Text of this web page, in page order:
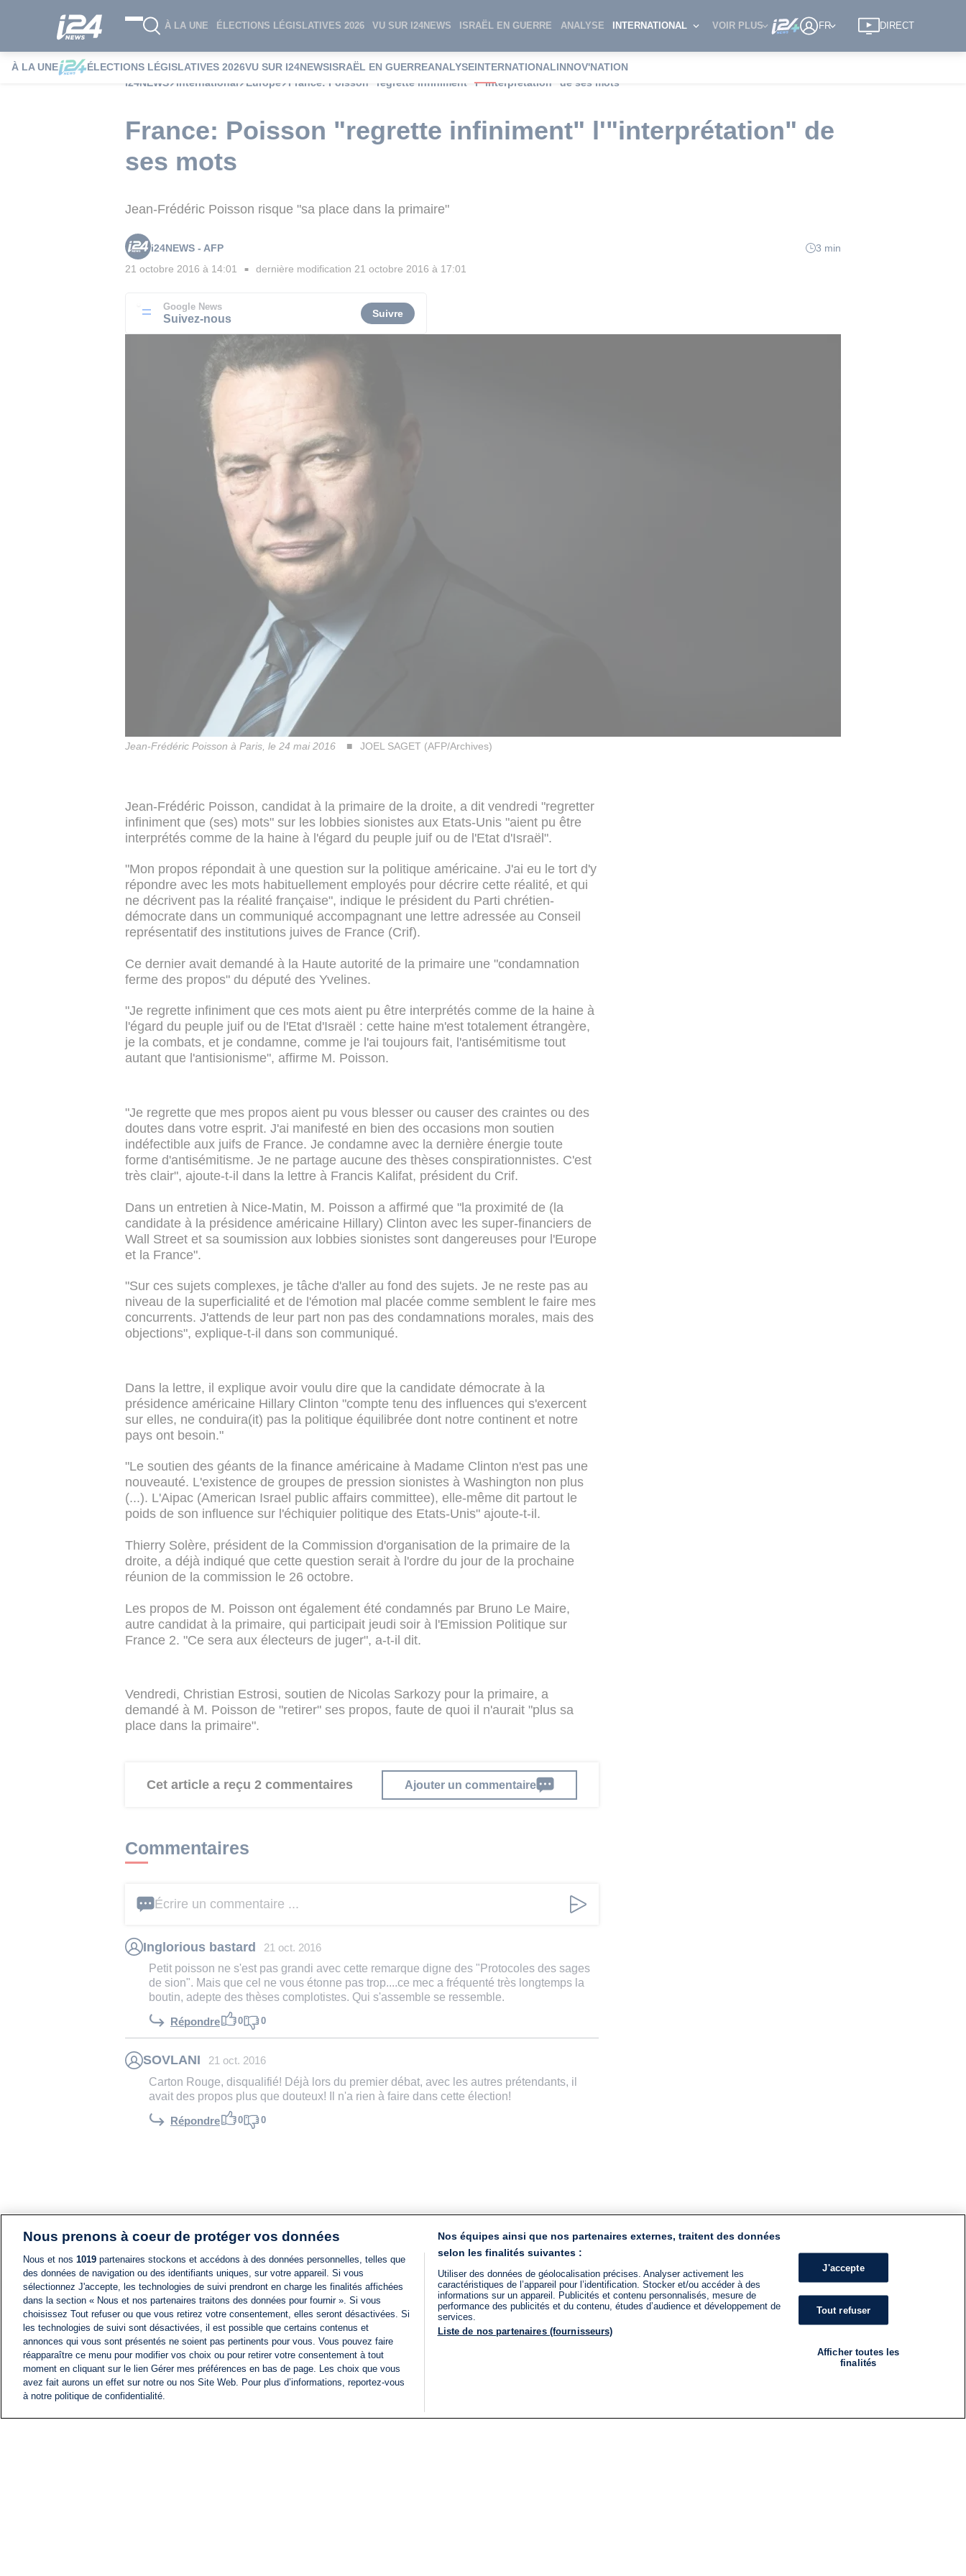
À LA UNE ÉLECTIONS LÉGISLATIVES 2026 VU SUR I24NEWS ISRAËL EN GUERRE ANALYSE INTERNATIONAL VOIR PLUS FR DIRECT
À LA UNE ÉLECTIONS LÉGISLATIVES 2026VU SUR I24NEWSISRAËL EN GUERREANALYSEINTERNATIONALINNOV'NATION
i24NEWS
International Europe France: Poisson "regrette infiniment" l'"interprétation" de ses mots
France: Poisson "regrette infiniment" l'"interprétation" de
ses mots
Jean-Frédéric Poisson risque "sa place dans la primaire"
i24NEWS - AFP
3 min
21 octobre 2016 à 14:01 ■ dernière modification 21 octobre 2016 à 17:01
Google News
Suivez-nous Suivre
Jean-Frédéric Poisson à Paris, le 24 mai 2016 JOEL SAGET (AFP/Archives)
Jean-Frédéric Poisson, candidat à la primaire de la droite, a dit vendredi "regretter
infiniment que (ses) mots" sur les lobbies sionistes aux Etats-Unis "aient pu être
interprétés comme de la haine à l'égard du peuple juif ou de l'Etat d'Israël".
"Mon propos répondait à une question sur la politique américaine. J'ai eu le tort d'y
répondre avec les mots habituellement employés pour décrire cette réalité, et qui
ne décrivent pas la réalité française", indique le président du Parti chrétien-
démocrate dans un communiqué accompagnant une lettre adressée au Conseil
représentatif des institutions juives de France (Crif).
Ce dernier avait demandé à la Haute autorité de la primaire une "condamnation
ferme des propos" du député des Yvelines.
"Je regrette infiniment que ces mots aient pu être interprétés comme de la haine à
l'égard du peuple juif ou de l'Etat d'Israël : cette haine m'est totalement étrangère,
je la combats, et je condamne, comme je l'ai toujours fait, l'antisémitisme tout
autant que l'antisionisme", affirme M. Poisson.
"Je regrette que mes propos aient pu vous blesser ou causer des craintes ou des
doutes dans votre esprit. J'ai manifesté en bien des occasions mon soutien
indéfectible aux juifs de France. Je condamne avec la dernière énergie toute
forme d'antisémitisme. Je ne partage aucune des thèses conspirationnistes. C'est
très clair", ajoute-t-il dans la lettre à Francis Kalifat, président du Crif.
Dans un entretien à Nice-Matin, M. Poisson a affirmé que "la proximité de (la
candidate à la présidence américaine Hillary) Clinton avec les super-financiers de
Wall Street et sa soumission aux lobbies sionistes sont dangereuses pour l'Europe
et la France".
"Sur ces sujets complexes, je tâche d'aller au fond des sujets. Je ne reste pas au
niveau de la superficialité et de l'émotion mal placée comme semblent le faire mes
concurrents. J'attends de leur part non pas des condamnations morales, mais des
objections", explique-t-il dans son communiqué.
Dans la lettre, il explique avoir voulu dire que la candidate démocrate à la
présidence américaine Hillary Clinton "compte tenu des influences qui s'exercent
sur elles, ne conduira(it) pas la politique équilibrée dont notre continent et notre
pays ont besoin."
"Le soutien des géants de la finance américaine à Madame Clinton n'est pas une
nouveauté. L'existence de groupes de pression sionistes à Washington non plus
(...). L'Aipac (American Israel public affairs committee), elle-même dit partout le
poids de son influence sur l'échiquier politique des Etats-Unis" ajoute-t-il.
Thierry Solère, président de la Commission d'organisation de la primaire de la
droite, a déjà indiqué que cette question serait à l'ordre du jour de la prochaine
réunion de la commission le 26 octobre.
Les propos de M. Poisson ont également été condamnés par Bruno Le Maire,
autre candidat à la primaire, qui participait jeudi soir à l'Emission Politique sur
France 2. "Ce sera aux électeurs de juger", a-t-il dit.
Vendredi, Christian Estrosi, soutien de Nicolas Sarkozy pour la primaire, a
demandé à M. Poisson de "retirer" ses propos, faute de quoi il n'aurait "plus sa
place dans la primaire".
Cet article a reçu 2 commentaires Ajouter un commentaire
Commentaires
Écrire un commentaire ...
Inglorious bastard 21 oct. 2016
Petit poisson ne s'est pas grandi avec cette remarque digne des "Protocoles des sages
de sion". Mais que cel ne vous étonne pas trop....ce mec a fréquenté très longtemps la
boutin, adepte des thèses complotistes. Qui s'assemble se ressemble.
Répondre 0 0
SOVLANI 21 oct. 2016
Carton Rouge, disqualifié! Déjà lors du premier débat, avec les autres prétendants, il
avait des propos plus que douteux! Il n'a rien à faire dans cette élection!
Répondre 0 0
Nous prenons à coeur de protéger vos données
Nous et nos 1019 partenaires stockons et accédons à des données personnelles, telles que
des données de navigation ou des identifiants uniques, sur votre appareil. Si vous
sélectionnez J'accepte, les technologies de suivi prendront en charge les finalités affichées
dans la section « Nous et nos partenaires traitons des données pour fournir ». Si vous
choisissez Tout refuser ou que vous retirez votre consentement, elles seront désactivées. Si
les technologies de suivi sont désactivées, il est possible que certains contenus et
annonces qui vous sont présentés ne soient pas pertinents pour vous. Vous pouvez faire
réapparaître ce menu pour modifier vos choix ou pour retirer votre consentement à tout
moment en cliquant sur le lien Gérer mes préférences en bas de page. Les choix que vous
avez fait aurons un effet sur notre ou nos Site Web. Pour plus d’informations, reportez-vous
à notre politique de confidentialité.
Nos équipes ainsi que nos partenaires externes, traitent des données
selon les finalités suivantes :
Utiliser des données de géolocalisation précises. Analyser activement les
caractéristiques de l’appareil pour l’identification. Stocker et/ou accéder à des
informations sur un appareil. Publicités et contenu personnalisés, mesure de
performance des publicités et du contenu, études d’audience et développement de
services.
Liste de nos partenaires (fournisseurs)
J'accepte
Tout refuser
Afficher toutes les
finalités